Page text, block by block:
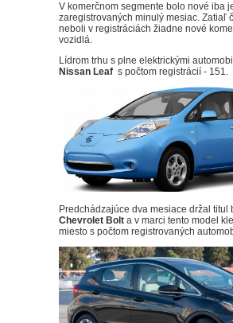
V komerčnom segmente bolo nové iba
zaregistrovaných minulý mesiac. Zatiaľ
neboli v registráciách žiadne nové
vozidlá.
Lídrom trhu s plne elektrickými
Nissan Leaf s počtom registrácií - 151.
Predchádzajúce dva mesiace držal titul
Chevrolet Bolt a v marci tento model
miesto s počtom registrovaných